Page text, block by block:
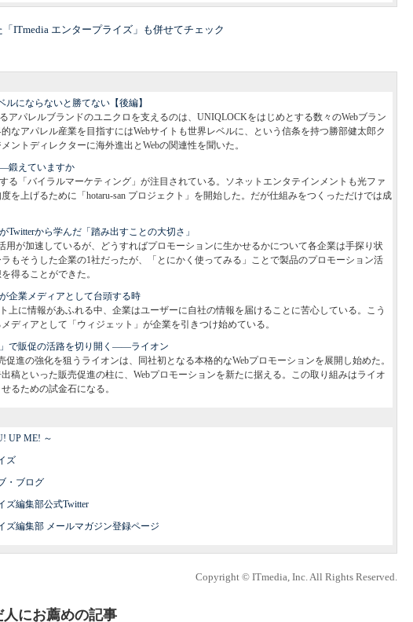
ITmedia エンタープライズ」も併せてチェック
ルにならないと勝てない【後編】
アパレルブランドのユニクロを支えるのは、UNIQLOCKをはじめとする数々のWebブラン
なアパレル産業を目指すにはWebサイトも世界レベルに、という信条を持つ勝部健太郎ク
ントディレクターに海外進出とWebの関連性を聞いた。
鍛えていますか
る「バイラルマーケティング」が注目されている。ソネットエンタテインメントも光ファ
を上げるために「hotaru-san プロジェクト」を開始した。だが仕組みをつくっただけでは成
Twitterから学んだ「踏み出すことの大切さ」
用が加速しているが、どうすればプロモーションに生かせるかについて各企業は手探り状
もそうした企業の1社だったが、「とにかく使ってみる」ことで製品のプロモーション活
得ることができた。
企業メディアとして台頭する時
上に情報があふれる中、企業はユーザーに自社の情報を届けることに苦心している。こう
ディアとして「ウィジェット」が企業を引きつけ始めている。
」で販促の活路を切り開く――ライオン
促進の強化を狙うライオンは、同社初となる本格的なWebプロモーションを展開し始めた。
稿といった販売促進の柱に、Webプロモーションを新たに据える。この取り組みはライオ
るための試金石になる。
UP ME! ～
ズ
・ブログ
ズ編集部公式Twitter
ズ編集部 メールマガジン登録ページ
Copyright © ITmedia, Inc. All Rights Reserved.
にお薦めの記事